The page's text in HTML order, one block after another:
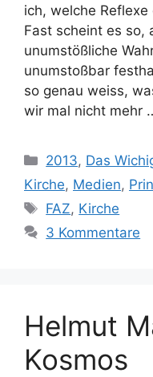
ich, welche
Fast scheint es so,
unumstößliche
unumstoßbar
so genau weiss,
wir mal nicht mehr
Kategorien
2013, Das
Kirche, Medien,
Schlagwörter
FAZ, Kirche
3 Kommentare
Helmut
Kosmos